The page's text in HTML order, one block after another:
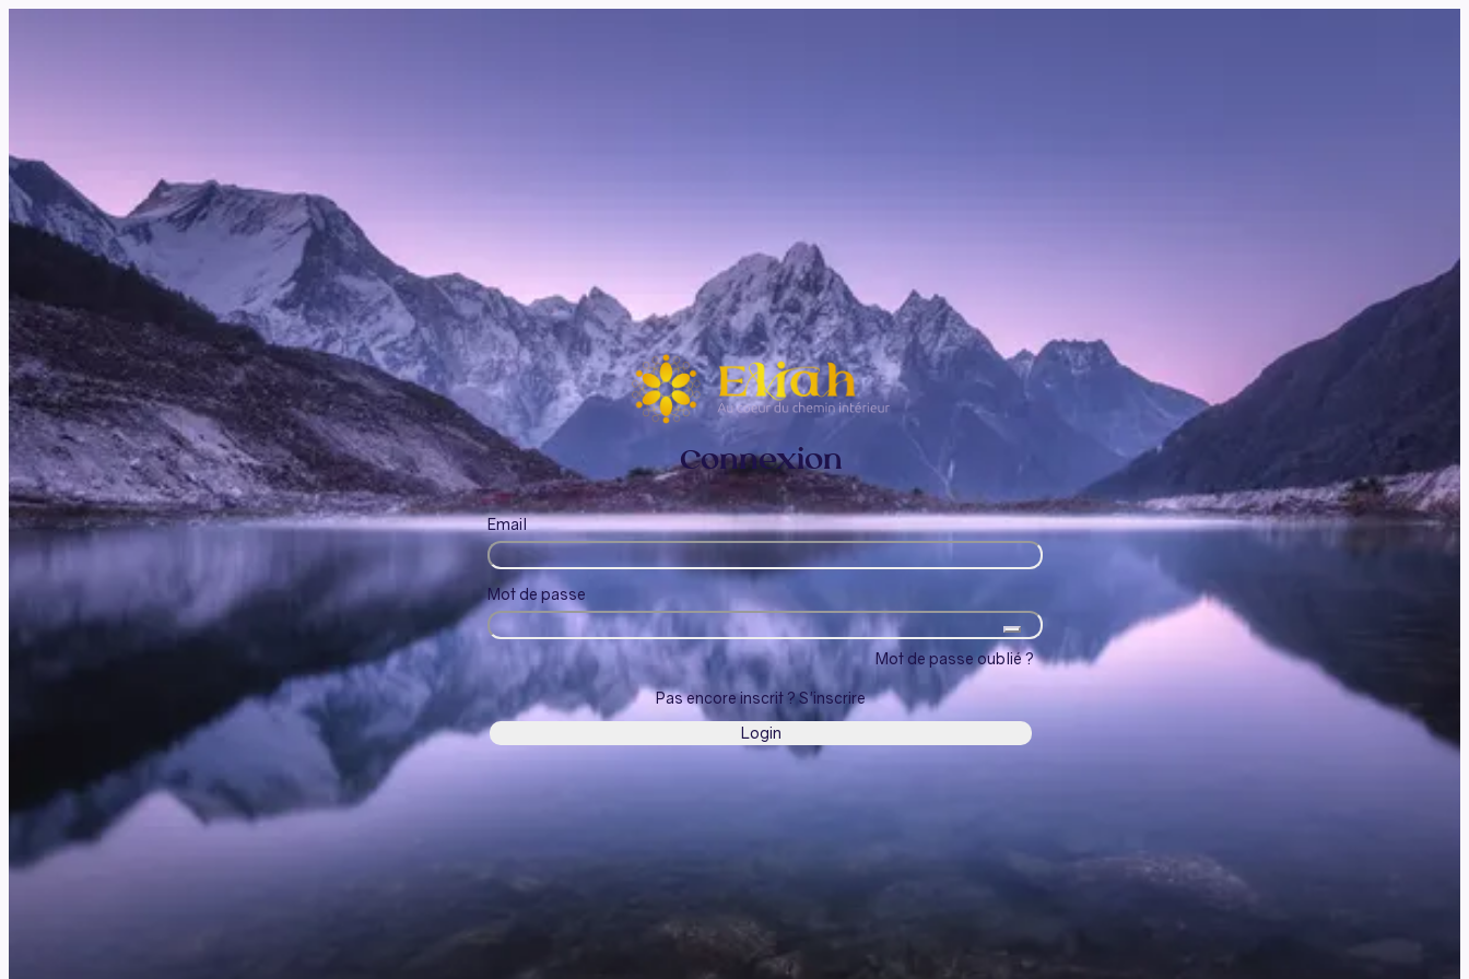
Connexion
Email
Mot de passe
Mot de passe oublié ?
Pas encore inscrit ? S'inscrire
Login